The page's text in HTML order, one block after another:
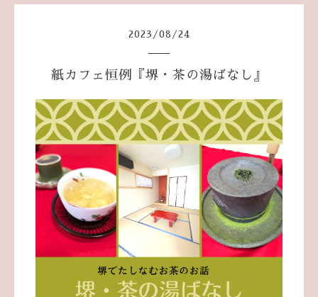
2023 /08 /24
紙カフェ恒例『堺・茶の湯ばなし』